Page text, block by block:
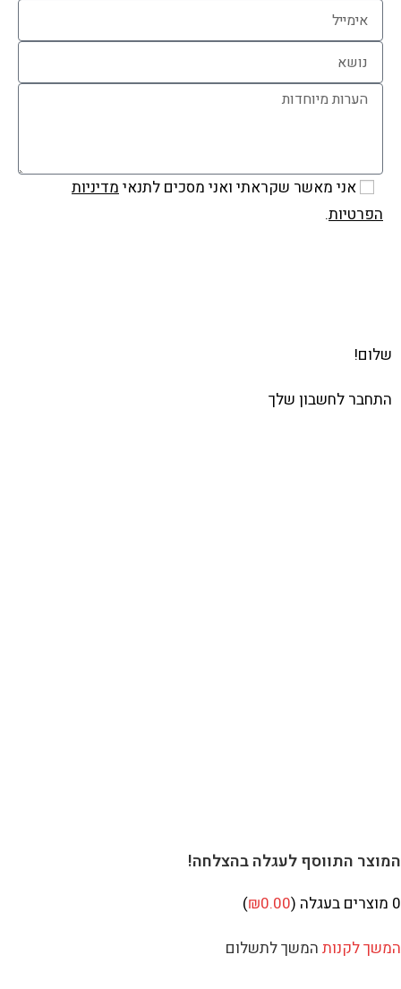
אני מאשר שקראתי ואני מסכים לתנאימדיניות
הפרטיות.
שלום!
התחבר לחשבון שלך
התווסף לעגלה בהצלחה!
מוצרים בעגלה ( ₪0.00
)
לקנות המשך לתשלום